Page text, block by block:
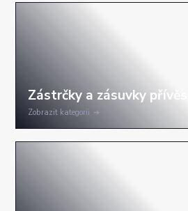
Zobrazit kategorii